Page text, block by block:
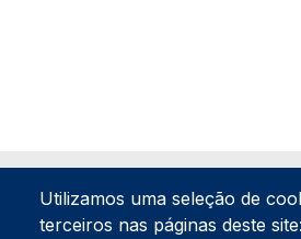
Utilizamos uma seleção de
terceiros nas páginas deste